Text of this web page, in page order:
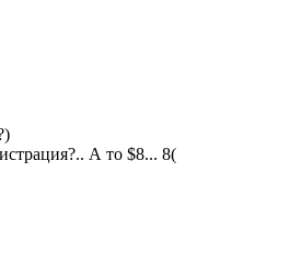
А то $8... 8(